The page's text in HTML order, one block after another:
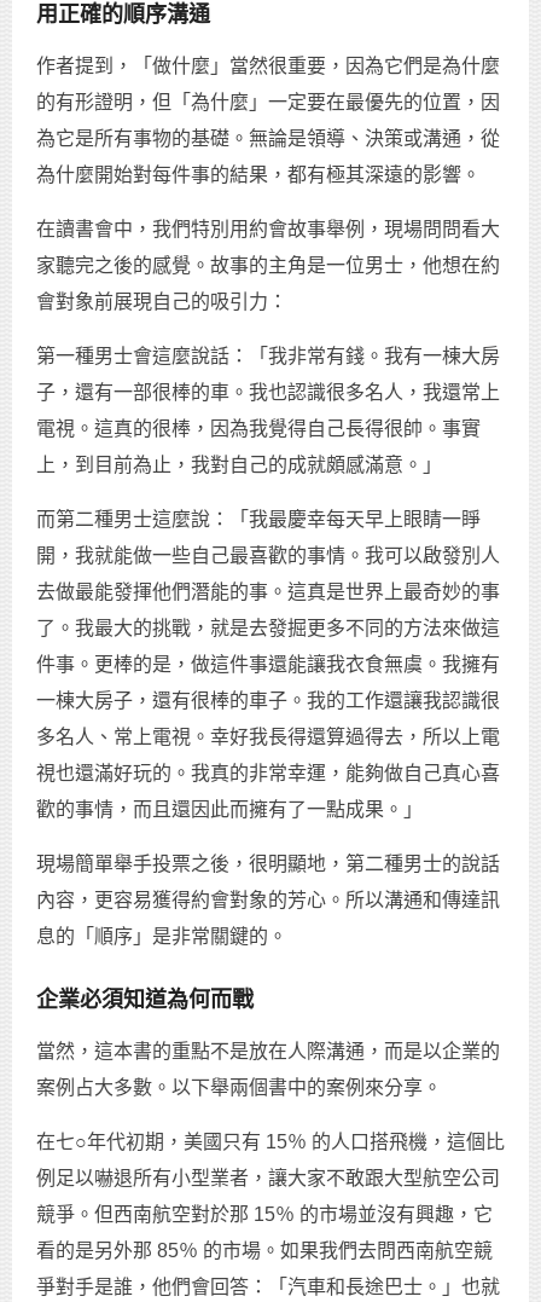
用正確的順序溝通
作者提到，「做什麼」當然很重要，因為它們是為什麼
的有形證明，但「為什麼」一定要在最優先的位置，因
為它是所有事物的基礎。無論是領導、決策或溝通，從
為什麼開始對每件事的結果，都有極其深遠的影響。
在讀書會中，我們特別用約會故事舉例，現場問問看大
家聽完之後的感覺。故事的主角是一位男士，他想在約
會對象前展現自己的吸引力：
第一種男士會這麼說話：「我非常有錢。我有一棟大房
子，還有一部很棒的車。我也認識很多名人，我還常上
電視。這真的很棒，因為我覺得自己長得很帥。事實
上，到目前為止，我對自己的成就頗感滿意。」
而第二種男士這麼說：「我最慶幸每天早上眼睛一睜
開，我就能做一些自己最喜歡的事情。我可以啟發別人
去做最能發揮他們潛能的事。這真是世界上最奇妙的事
了。我最大的挑戰，就是去發掘更多不同的方法來做這
件事。更棒的是，做這件事還能讓我衣食無虞。我擁有
一棟大房子，還有很棒的車子。我的工作還讓我認識很
多名人、常上電視。幸好我長得還算過得去，所以上電
視也還滿好玩的。我真的非常幸運，能夠做自己真心喜
歡的事情，而且還因此而擁有了一點成果。」
現場簡單舉手投票之後，很明顯地，第二種男士的說話
內容，更容易獲得約會對象的芳心。所以溝通和傳達訊
息的「順序」是非常關鍵的。
企業必須知道為何而戰
當然，這本書的重點不是放在人際溝通，而是以企業的
案例占大多數。以下舉兩個書中的案例來分享。
在七○年代初期，美國只有 15％ 的人口搭飛機，這個比
例足以嚇退所有小型業者，讓大家不敢跟大型航空公司
競爭。但西南航空對於那 15％ 的市場並沒有興趣，它
看的是另外那 85％ 的市場。如果我們去問西南航空競
爭對手是誰，他們會回答：「汽車和長途巴士。」也就